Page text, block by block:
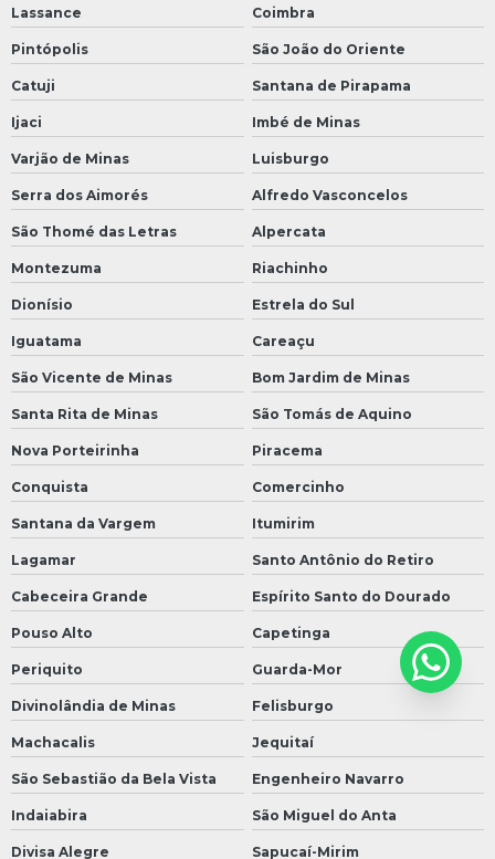
Lassance Coimbra
Pintópolis São João do Oriente
Catuji Santana de Pirapama
Ijaci Imbé de Minas
Varjão de Minas Luisburgo
Serra dos Aimorés Alfredo Vasconcelos
São Thomé das Letras Alpercata
Montezuma Riachinho
Dionísio Estrela do Sul
Iguatama Careaçu
São Vicente de Minas Bom Jardim de Minas
Santa Rita de Minas São Tomás de Aquino
Nova Porteirinha Piracema
Conquista Comercinho
Santana da Vargem Itumirim
Lagamar Santo Antônio do Retiro
Cabeceira Grande Espírito Santo do Dourado
Pouso Alto Capetinga
Periquito Guarda-Mor
Divinolândia de Minas Felisburgo
Machacalis Jequitaí
São Sebastião da Bela Vista Engenheiro Navarro
Indaiabira São Miguel do Anta
Divisa Alegre Sapucaí-Mirim